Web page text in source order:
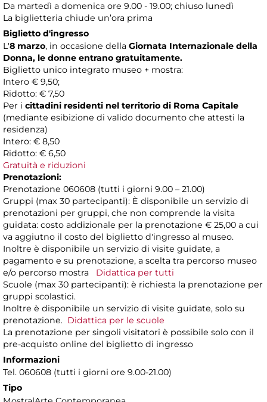
Da martedì a domenica ore 9.00 - 19.00; chiuso lunedì
La biglietteria chiude un’ora prima
Biglietto d'ingresso
L'8 marzo, in occasione della Giornata Internazionale della
Donna, le donne entrano gratuitamente.
Biglietto unico integrato museo + mostra:
Intero € 9,50;
Ridotto: € 7,50
Per i cittadini residenti nel territorio di Roma Capitale
(mediante esibizione di valido documento che attesti la
residenza)
Intero: € 8,50
Ridotto: € 6,50
Gratuità e riduzioni
Prenotazioni:
Prenotazione 060608 (tutti i giorni 9.00 – 21.00)
Gruppi (max 30 partecipanti): È disponibile un servizio di
prenotazioni per gruppi, che non comprende la visita
guidata: costo addizionale per la prenotazione € 25,00 a cui
va aggiutno il costo del biglietto d'ingresso al museo.
Inoltre è disponibile un servizio di visite guidate, a
pagamento e su prenotazione, a scelta tra percorso museo
e/o percorso mostra Didattica per tutti
Scuole (max 30 partecipanti): è richiesta la prenotazione per
gruppi scolastici.
Inoltre è disponibile un servizio di visite guidate, solo su
prenotazione. Didattica per le scuole
La prenotazione per singoli visitatori è possibile solo con il
pre-acquisto online del biglietto di ingresso
Informazioni
Tel. 060608 (tutti i giorni ore 9.00-21.00)
Tipo